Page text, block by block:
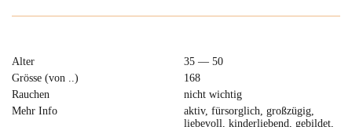
Alter
35 — 50
Grösse (von ..)
168
Rauchen
nicht wichtig
Mehr Info
aktiv, fürsorglich, großzügig,
liebevoll, kinderliebend, gebildet,